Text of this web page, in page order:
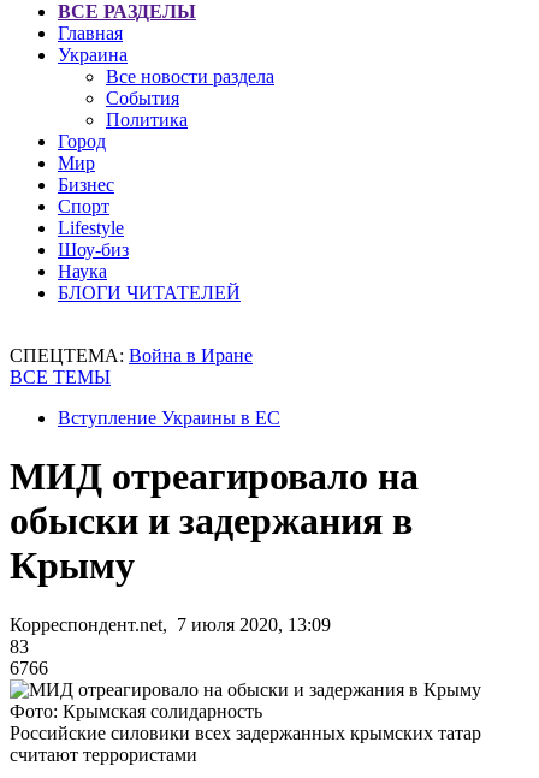
ВСЕ РАЗДЕЛЫ
Главная
Украина
Все новости раздела
События
Политика
Город
Мир
Бизнес
Спорт
Lifestyle
Шоу-биз
Наука
БЛОГИ ЧИТАТЕЛЕЙ
СПЕЦТЕМА: Война в Иране
ВСЕ ТЕМЫ
Вступление Украины в ЕС
МИД отреагировало на
обыски и задержания в
Крыму
Корреспондент.net, 7 июля 2020, 13:09
83
6766
Фото: Крымская солидарность
Российские силовики всех задержанных крымских татар
считают террористами